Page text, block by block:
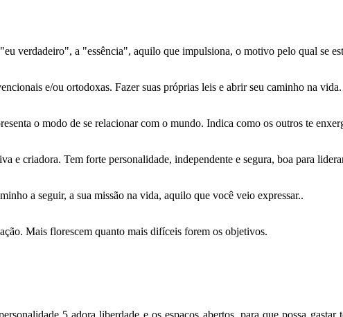
verdadeiro", a "essência", aquilo que impulsiona, o motivo pelo qual se
e/ou ortodoxas. Fazer suas próprias leis e abrir seu caminho na vida.
o modo de se relacionar com o mundo. Indica como os outros te
e criadora. Tem forte personalidade, independente e segura, boa para
a seguir, a sua missão na vida, aquilo que você veio expressar..
Mais florescem quanto mais difíceis forem os objetivos.
5 adora liberdade e os espaços abertos, para que possa